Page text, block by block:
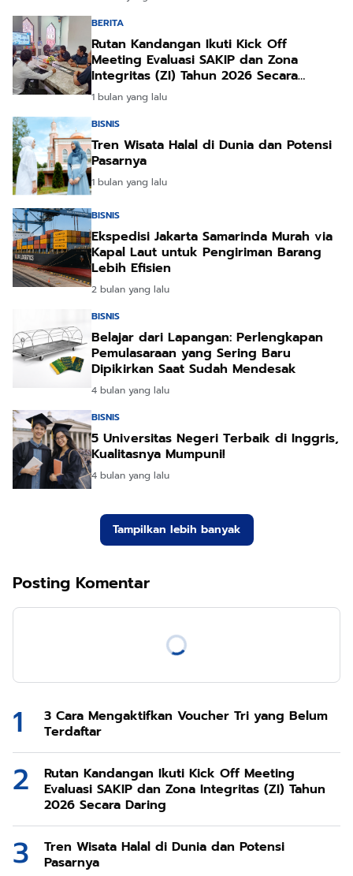
BERITA
Rutan Kandangan Ikuti Kick Off
Meeting Evaluasi SAKIP dan Zona
Integritas (ZI) Tahun 2026 Secara
Daring
1 bulan yang lalu
BISNIS
Tren Wisata Halal di Dunia dan Potensi
Pasarnya
1 bulan yang lalu
BISNIS
Ekspedisi Jakarta Samarinda Murah via
Kapal Laut untuk Pengiriman Barang
Lebih Efisien
2 bulan yang lalu
BISNIS
Belajar dari Lapangan: Perlengkapan
Pemulasaraan yang Sering Baru
Dipikirkan Saat Sudah Mendesak
4 bulan yang lalu
BISNIS
5 Universitas Negeri Terbaik di Inggris,
Kualitasnya Mumpuni!
4 bulan yang lalu
Tampilkan lebih banyak
Posting Komentar
3 Cara Mengaktifkan Voucher Tri yang Belum
Terdaftar
Rutan Kandangan Ikuti Kick Off Meeting
Evaluasi SAKIP dan Zona Integritas (ZI) Tahun
2026 Secara Daring
Tren Wisata Halal di Dunia dan Potensi
Pasarnya